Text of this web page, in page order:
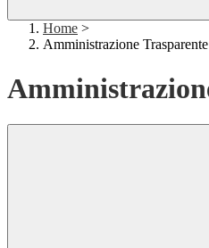
Home >
Amministrazione Trasparente